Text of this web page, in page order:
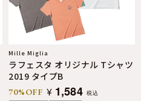
Mille Miglia
ラフェスタ オリジナル Tシャツ
2019 タイプB
70%OFF ¥ 1,584 税込